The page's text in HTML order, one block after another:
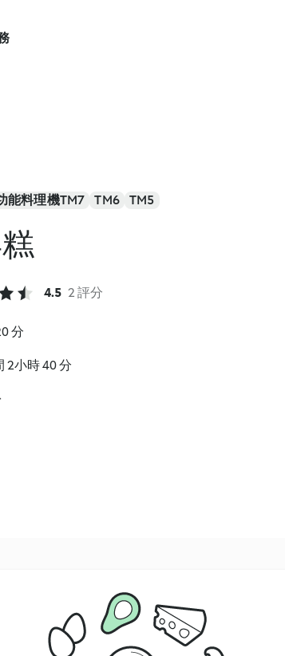
能料理機TM7 TM6 TM5
4.5 2 評分
分
2小時 40 分